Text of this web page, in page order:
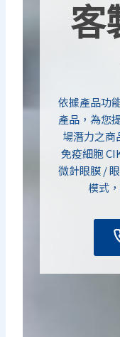
客
依據產品功
產品，為您
場潛力之商
免疫細胞
微針眼膜 /
模式